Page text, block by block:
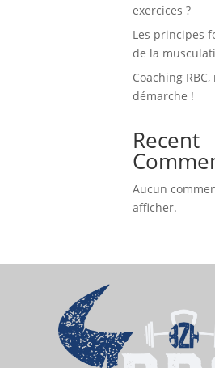
exercices ?
Les principes
de la
Coaching
démarche !
Recent
Aucun
afficher.